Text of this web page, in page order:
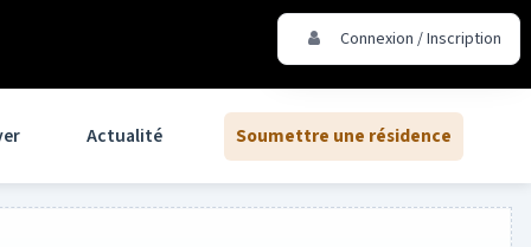
Connexion / Inscription
Actualité Soumettre une résidence